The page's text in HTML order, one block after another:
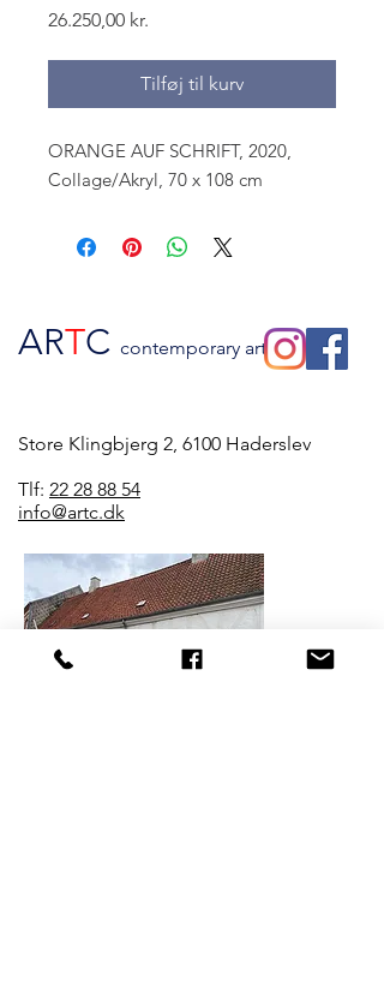
26.250,00 kr.
Tilføj til kurv
ORANGE AUF SCHRIFT, 2020,
Collage/Akryl, 70 x 108 cm
ARTC contemporary art
Store Klingbjerg 2, 6100 Haderslev
Tlf: 22 28 88 54
info@artc.dk